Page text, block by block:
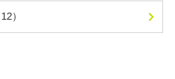
）